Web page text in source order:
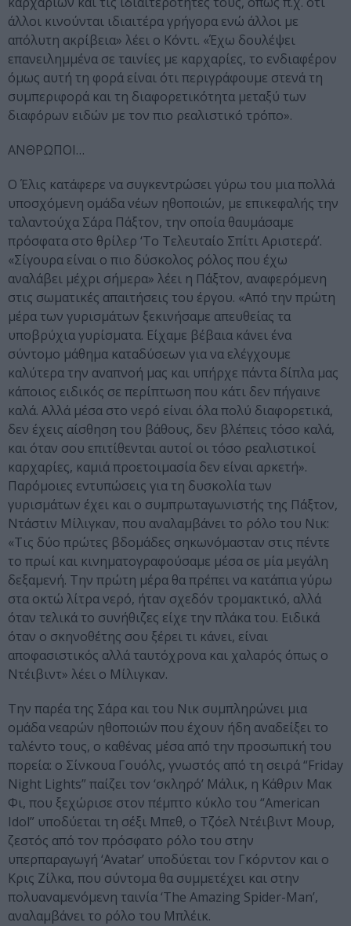
άλλοι κινούνται ιδιαιτέρα γρήγορα ενώ άλλοι με
απόλυτη ακρίβεια» λέει ο Κόντι. «Έχω δουλέψει
επανειλημμένα σε ταινίες με καρχαρίες, το ενδιαφέρον
όμως αυτή τη φορά είναι ότι περιγράφουμε στενά τη
συμπεριφορά και τη διαφορετικότητα μεταξύ των
διαφόρων ειδών με τον πιο ρεαλιστικό τρόπο».
ΑΝΘΡΩΠΟΙ…
Ο Έλις κατάφερε να συγκεντρώσει γύρω του μια πολλά
υποσχόμενη ομάδα νέων ηθοποιών, με επικεφαλής την
ταλαντούχα Σάρα Πάξτον, την οποία θαυμάσαμε
πρόσφατα στο θρίλερ ‘Το Τελευταίο Σπίτι Αριστερά’.
«Σίγουρα είναι ο πιο δύσκολος ρόλος που έχω
αναλάβει μέχρι σήμερα» λέει η Πάξτον, αναφερόμενη
στις σωματικές απαιτήσεις του έργου. «Από την πρώτη
μέρα των γυρισμάτων ξεκινήσαμε απευθείας τα
υποβρύχια γυρίσματα. Είχαμε βέβαια κάνει ένα
σύντομο μάθημα καταδύσεων για να ελέγχουμε
καλύτερα την αναπνοή μας και υπήρχε πάντα δίπλα μας
κάποιος ειδικός σε περίπτωση που κάτι δεν πήγαινε
καλά. Αλλά μέσα στο νερό είναι όλα πολύ διαφορετικά,
δεν έχεις αίσθηση του βάθους, δεν βλέπεις τόσο καλά,
και όταν σου επιτίθενται αυτοί οι τόσο ρεαλιστικοί
καρχαρίες, καμιά προετοιμασία δεν είναι αρκετή».
Παρόμοιες εντυπώσεις για τη δυσκολία των
γυρισμάτων έχει και ο συμπρωταγωνιστής της Πάξτον,
Ντάστιν Μίλιγκαν, που αναλαμβάνει το ρόλο του Νικ:
«Τις δύο πρώτες βδομάδες σηκωνόμασταν στις πέντε
το πρωί και κινηματογραφούσαμε μέσα σε μία μεγάλη
δεξαμενή. Την πρώτη μέρα θα πρέπει να κατάπια γύρω
στα οκτώ λίτρα νερό, ήταν σχεδόν τρομακτικό, αλλά
όταν τελικά το συνήθιζες είχε την πλάκα του. Ειδικά
όταν ο σκηνοθέτης σου ξέρει τι κάνει, είναι
αποφασιστικός αλλά ταυτόχρονα και χαλαρός όπως ο
Ντέιβιντ» λέει ο Μίλιγκαν.
Την παρέα της Σάρα και του Νικ συμπληρώνει μια
ομάδα νεαρών ηθοποιών που έχουν ήδη αναδείξει το
ταλέντο τους, ο καθένας μέσα από την προσωπική του
πορεία: ο Σίνκουα Γουόλς, γνωστός από τη σειρά “Friday
Night Lights” παίζει τον ‘σκληρό’ Μάλικ, η Κάθριν Μακ
Φι, που ξεχώρισε στον πέμπτο κύκλο του “American
Idol” υποδύεται τη σέξι Μπεθ, ο Τζόελ Ντέιβιντ Μουρ,
ζεστός από τον πρόσφατο ρόλο του στην
υπερπαραγωγή ‘Avatar’ υποδύεται τον Γκόρντον και ο
Κρις Ζίλκα, που σύντομα θα συμμετέχει και στην
πολυαναμενόμενη ταινία ‘The Amazing Spider-Man’,
αναλαμβάνει το ρόλο του Μπλέικ.